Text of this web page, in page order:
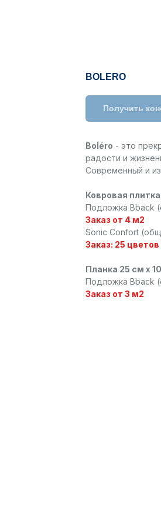
BOLERO
Получить
Boléro - это
радости и
Современный и
Ковровая
Подложка Bback
Заказ от 4 м2
Sonic Confort
Заказ: 25
Планка 25 см x
Подложка Bback
Заказ от 3 м2